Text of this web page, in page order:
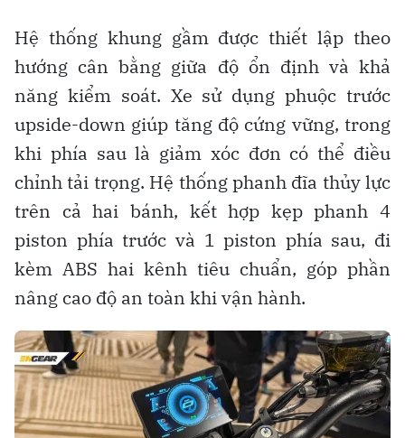
Hệ thống khung gầm được thiết lập theo
hướng cân bằng giữa độ ổn định và khả
năng kiểm soát. Xe sử dụng phuộc trước
upside-down giúp tăng độ cứng vững, trong
khi phía sau là giảm xóc đơn có thể điều
chỉnh tải trọng. Hệ thống phanh đĩa thủy lực
trên cả hai bánh, kết hợp kẹp phanh 4
piston phía trước và 1 piston phía sau, đi
kèm ABS hai kênh tiêu chuẩn, góp phần
nâng cao độ an toàn khi vận hành.